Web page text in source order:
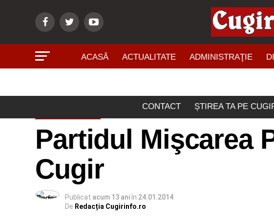
ACASĂ ACTUALITATE ADMINISTRAŢIE
CONTACT ȘTIREA TA PE
Partidul Mişcarea
Cugir
Publicat acum 13 aniîn 24.01.2014
De Redacția Cugirinfo.ro